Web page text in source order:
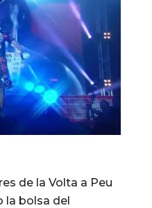
de la Volta a Peu
la bolsa del